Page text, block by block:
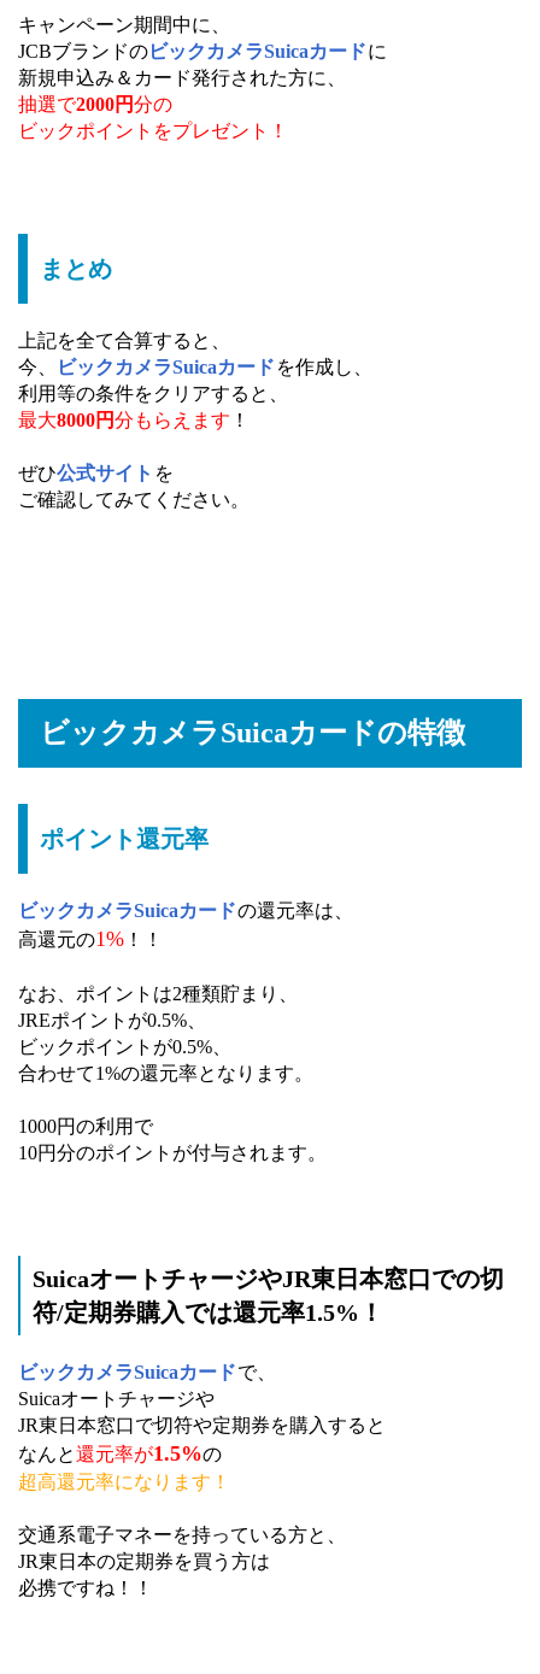
キャンペーン期間中に、
JCBブランドのビックカメラSuicaカードに
新規申込み＆カード発行された方に、
抽選で2000円分の
ビックポイントをプレゼント！
まとめ
上記を全て合算すると、
今、
ビックカメラSuicaカード を作成し、
利用等の条件をクリアすると、
最大8000円分もらえます ！
ぜひ公式サイト を
ご確認してみてください。
ビックカメラSuicaカードの特徴
ポイント還元率
ビックカメラSuicaカードの還元率は、
高還元の1% ！！
なお、ポイントは2種類貯まり、
JREポイントが0.5%、
ビックポイントが0.5%、
合わせて1%の還元率となります。
1000円の利用で
10円分のポイントが付与されます。
SuicaオートチャージやJR東日本窓口での切
符/定期券購入では還元率1.5%！
ビックカメラSuicaカードで、
Suicaオートチャージや
JR東日本窓口で切符や定期券を購入すると
なんと還元率が1.5%の
超高還元率になります！
交通系電子マネーを持っている方と、
JR東日本の定期券を買う方は
必携ですね！！